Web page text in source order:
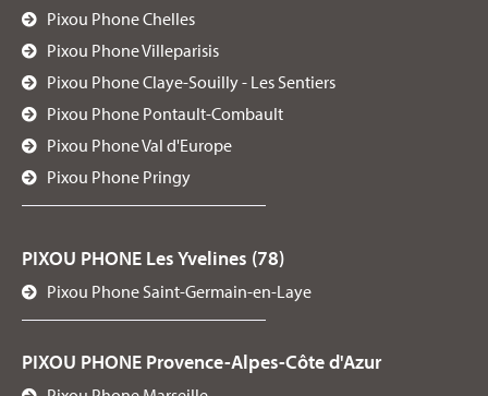
Pixou Phone Chelles
Pixou Phone Villeparisis
Pixou Phone Claye-Souilly - Les Sentiers
Pixou Phone Pontault-Combault
Pixou Phone Val d'Europe
Pixou Phone Pringy
PIXOU PHONE Les Yvelines (78)
Pixou Phone Saint-Germain-en-Laye
PIXOU PHONE Provence-Alpes-Côte d'Azur